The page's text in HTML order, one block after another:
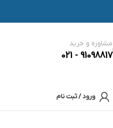
مشاوره و خرید
91098817 - 021
ورود / ثبت نام